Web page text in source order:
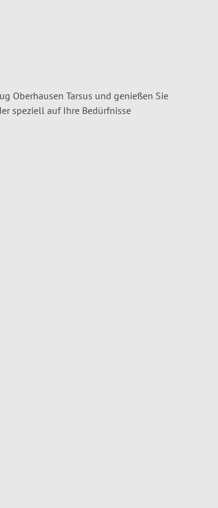
Oberhausen Tarsus und genießen Sie
speziell auf Ihre Bedürfnisse